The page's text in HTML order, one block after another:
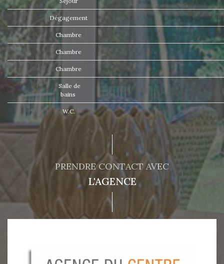
Dégagement
Chambre
Chambre
Chambre
Salle de
bains
W.C.
PRENDRE CONTACT AVEC
L'AGENCE